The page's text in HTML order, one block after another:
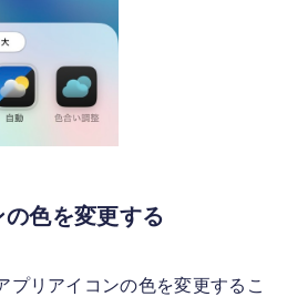
色を変更する
プリアイコンの色を変更するこ